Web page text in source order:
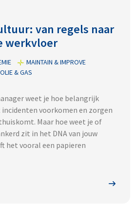
van regels naar
werkvloer
MAINTAIN & IMPROVE
OLIE & GAS
weet je hoe belangrijk
voorkomen en zorgen
Maar hoe weet je of
zit in het DNA van jouw
het vooral een papieren